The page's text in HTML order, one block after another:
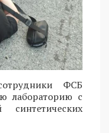
ФСБ
лабораторию с